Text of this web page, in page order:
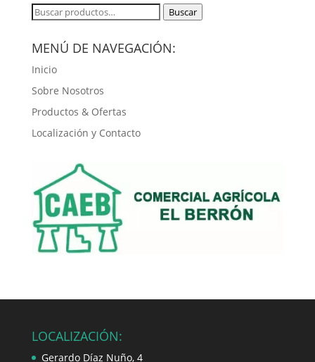
Buscar
Buscar
MENÚ DE NAVEGACIÓN:
Inicio
Sobre Nosotros
Productos & Ofertas
Localización y Contacto
LOCALIZACIÓN:
Gerardo Díaz Nuño, 4